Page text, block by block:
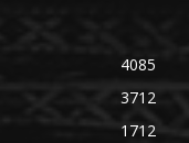
4085
3712
1712